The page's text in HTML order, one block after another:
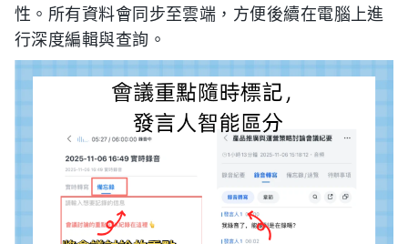
性。所有資料會同步至雲端，方便後續在電腦上進
行深度編輯與查詢。